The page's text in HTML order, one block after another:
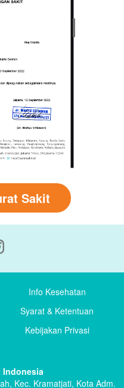
Sakit
Info Kesehatan
Syarat & Ketentuan
Kebijakan Privasi
Indonesia
Kec. Kramatjati, Kota Adm.